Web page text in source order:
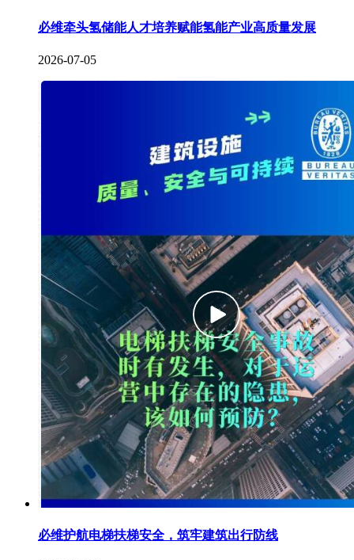
必维牵头氢储能人才培养赋能氢能产业高质量发展
2026-07-05
必维护航电梯扶梯安全，筑牢建筑出行防线